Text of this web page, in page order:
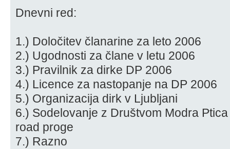
Dnevni red:
1.) Določitev članarine za leto 2006
2.) Ugodnosti za člane v letu 2006
3.) Pravilnik za dirke DP 2006
4.) Licence za nastopanje na DP 2006
5.) Organizacija dirk v Ljubljani
6.) Sodelovanje z Društvom Modra
road proge
7.) Razno